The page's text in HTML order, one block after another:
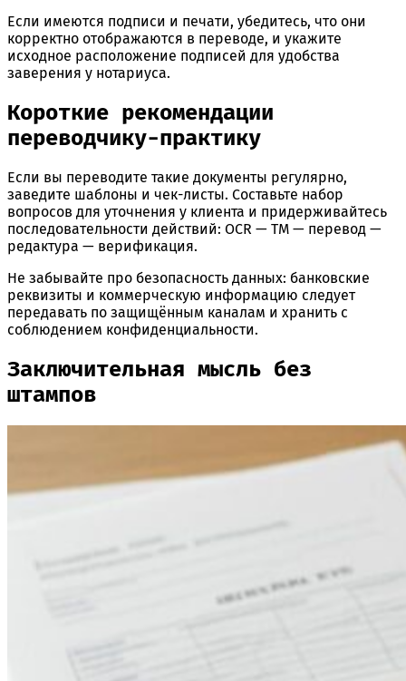
Если имеются подписи и печати, убедитесь, что они
корректно отображаются в переводе, и укажите
исходное расположение подписей для удобства
заверения у нотариуса.
Короткие рекомендации
переводчику-практику
Если вы переводите такие документы регулярно,
заведите шаблоны и чек-листы. Составьте набор
вопросов для уточнения у клиента и придерживайтесь
последовательности действий: OCR — TM — перевод —
редактура — верификация.
Не забывайте про безопасность данных: банковские
реквизиты и коммерческую информацию следует
передавать по защищённым каналам и хранить с
соблюдением конфиденциальности.
Заключительная мысль без
штампов